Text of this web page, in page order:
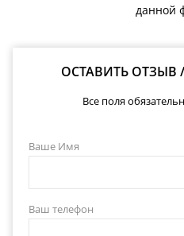
данной
ОСТАВИТЬ ОТЗЫВ
Все поля
Ваше Имя
Ваш телефон